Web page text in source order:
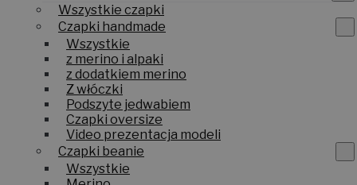
Wszystkie czapki
Czapki handmade
Wszystkie
z merino i alpaki
z dodatkiem merino
Z włóczki
Podszyte jedwabiem
Czapki oversize
Video prezentacja modeli
Czapki beanie
Wszystkie